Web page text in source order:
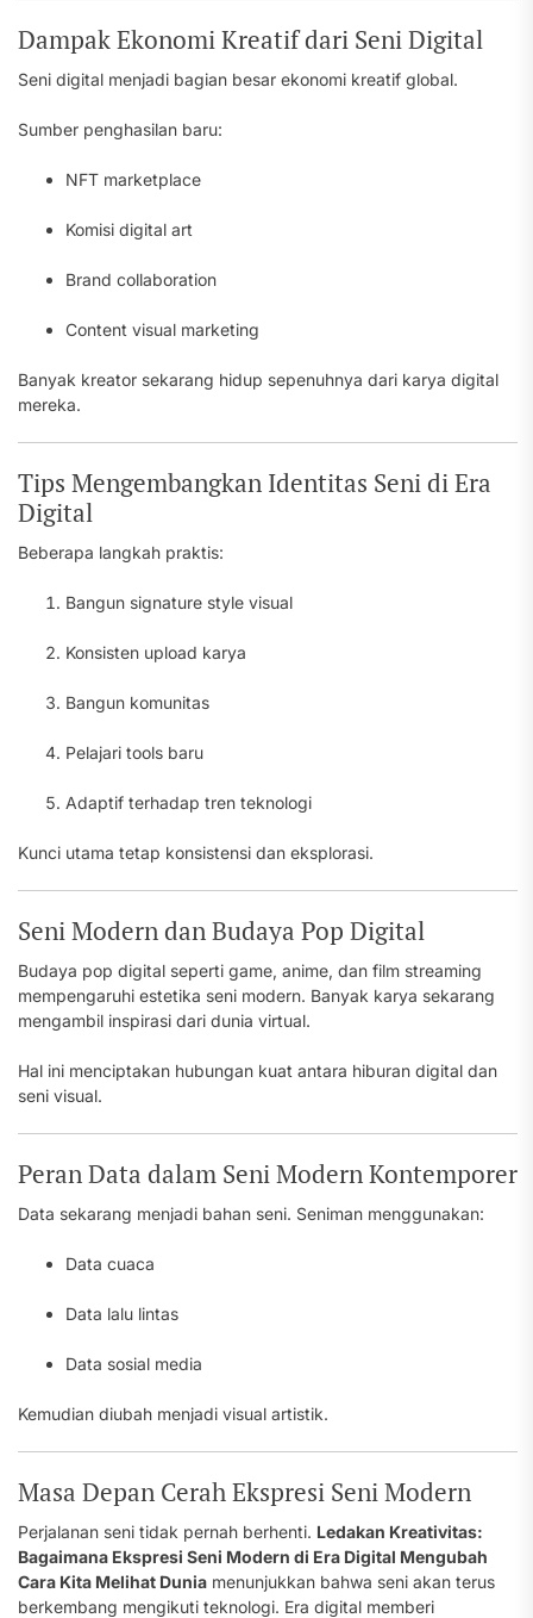
Dampak Ekonomi Kreatif dari Seni Digital
Seni digital menjadi bagian besar ekonomi kreatif global.
Sumber penghasilan baru:
NFT marketplace
Komisi digital art
Brand collaboration
Content visual marketing
Banyak kreator sekarang hidup sepenuhnya dari karya digital
mereka.
Tips Mengembangkan Identitas Seni di Era
Digital
Beberapa langkah praktis:
Bangun signature style visual
Konsisten upload karya
Bangun komunitas
Pelajari tools baru
Adaptif terhadap tren teknologi
Kunci utama tetap konsistensi dan eksplorasi.
Seni Modern dan Budaya Pop Digital
Budaya pop digital seperti game, anime, dan film streaming
mempengaruhi estetika seni modern. Banyak karya sekarang
mengambil inspirasi dari dunia virtual.
Hal ini menciptakan hubungan kuat antara hiburan digital dan
seni visual.
Peran Data dalam Seni Modern Kontemporer
Data sekarang menjadi bahan seni. Seniman menggunakan:
Data cuaca
Data lalu lintas
Data sosial media
Kemudian diubah menjadi visual artistik.
Masa Depan Cerah Ekspresi Seni Modern
Perjalanan seni tidak pernah berhenti. Ledakan Kreativitas:
Bagaimana Ekspresi Seni Modern di Era Digital Mengubah
Cara Kita Melihat Dunia menunjukkan bahwa seni akan terus
berkembang mengikuti teknologi. Era digital memberi